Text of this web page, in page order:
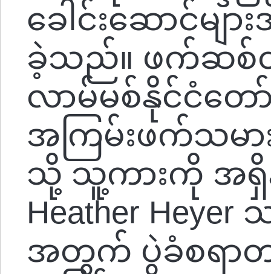
ခေါင်းဆောင်မျာ
ခဲ့သည်။ ဖက်ဆစ်တ
လာမ်မစ်နိုင်ငံတေ
အကြမ်းဖက်သမ
သို့ သူ့ကားကို အရှိ
Heather
အတွက် ပွဲခံစရာတ